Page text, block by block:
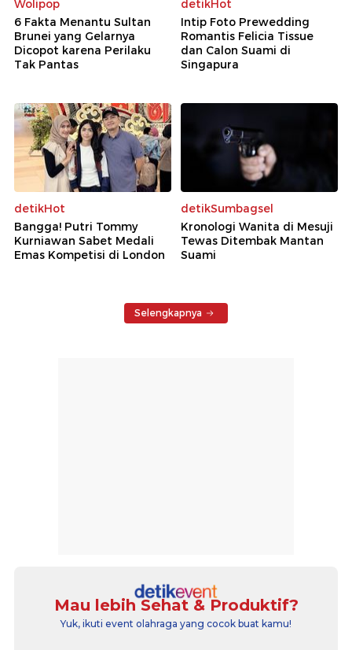
Wolipop
6 Fakta Menantu Sultan
Brunei yang Gelarnya
Dicopot karena Perilaku
Tak Pantas
detikHot
Intip Foto Prewedding
Romantis Felicia Tissue
dan Calon Suami di
Singapura
detikHot
Bangga! Putri Tommy
Kurniawan Sabet Medali
Emas Kompetisi di London
detikSumbagsel
Kronologi Wanita di Mesuji
Tewas Ditembak Mantan
Suami
Selengkapnya
Mau lebih Sehat & Produktif?
Yuk, ikuti event olahraga yang cocok buat kamu!